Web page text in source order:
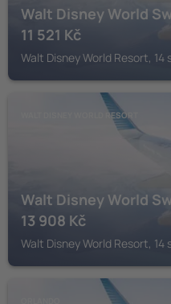
Walt Disney World
11 521 Kč
Walt Disney World Resort,
WALT DISNEY WORLD RESORT
Walt Disney World
13 908 Kč
Walt Disney World Resort,